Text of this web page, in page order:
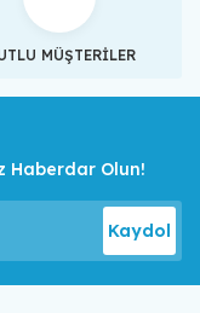
MÜŞTERİLER
Haberdar Olun!
Kaydol